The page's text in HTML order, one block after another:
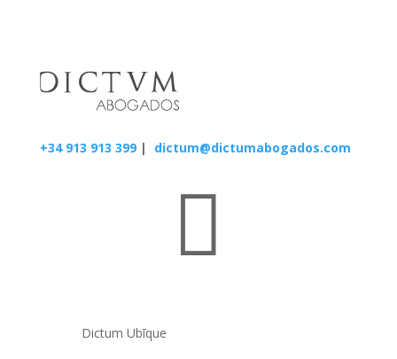
+34 913 913 399| dictum@dictumabogados.com

Dictum Ubīque